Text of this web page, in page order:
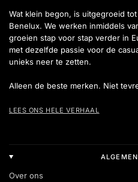
Wat klein begon, is uitgegroeid
Benelux. We werken inmiddels
groeien stap voor stap verder in
met dezelfde passie voor de
unieks neer te zetten.
Alleen de beste merken. Niet
LEES ONS HELE VERHAAL
Over ons